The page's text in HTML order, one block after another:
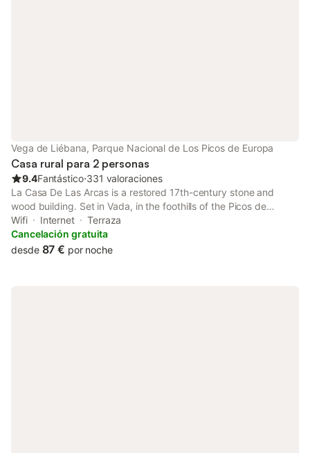
Vega de Liébana, Parque Nacional de Los Picos de Europa
Casa rural para 2 personas
9.4Fantástico⋅331 valoraciones
La Casa De Las Arcas is a restored 17th-century stone and
wood building. Set in Vada, in the foothills of the Picos de
Europa Mountains, it offers spectacular views and free Wi-Fi.
Wifi Internet
Terraza
Cancelación gratuita
desde 87 € por noche